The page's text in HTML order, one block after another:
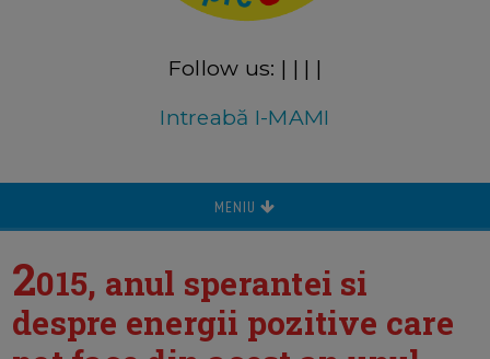
Follow us: | | | |
Intreabă I-MAMI
MENIU
2015, anul sperantei si
despre energii pozitive care